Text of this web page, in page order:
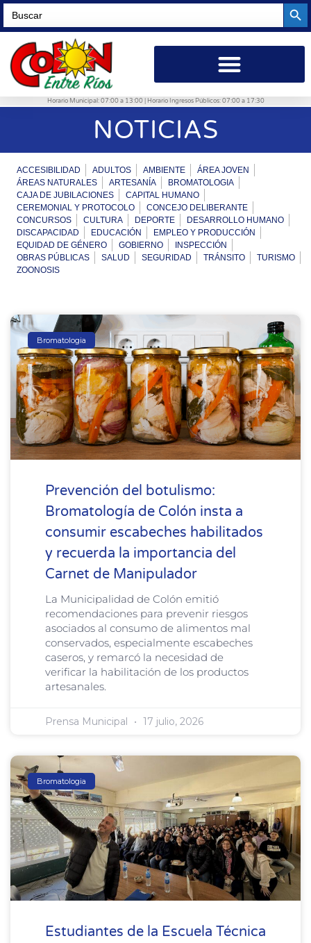
Search
for:
Horario Municipal: 07:00 a 13:00 | Horario Ingresos Públicos: 07:00 a 17:30
NOTICIAS
ACCESIBILIDAD ADULTOS AMBIENTE
ÁREA JOVEN
ÁREAS NATURALES
ARTESANÍA
BROMATOLOGIA
CAJA DE JUBILACIONES
CAPITAL HUMANO
CEREMONIAL Y PROTOCOLO
CONCEJO DELIBERANTE
CONCURSOS
CULTURA DEPORTE
DESARROLLO HUMANO
DISCAPACIDAD
EDUCACIÓN
EMPLEO Y PRODUCCIÓN
EQUIDAD DE GÉNERO
GOBIERNO
INSPECCIÓN
OBRAS PÚBLICAS
SALUD SEGURIDAD TRÁNSITO
TURISMO
ZOONOSIS
Bromatologia
Prevención del botulismo:
Bromatología de Colón insta a
consumir escabeches habilitados
y recuerda la importancia del
Carnet de Manipulador
La Municipalidad de Colón emitió
recomendaciones para prevenir riesgos
asociados al consumo de alimentos mal
conservados, especialmente escabeches
caseros, y remarcó la necesidad de
verificar la habilitación de los productos
artesanales.
Prensa Municipal 17 julio, 2026
Bromatologia
Estudiantes de la Escuela Técnica